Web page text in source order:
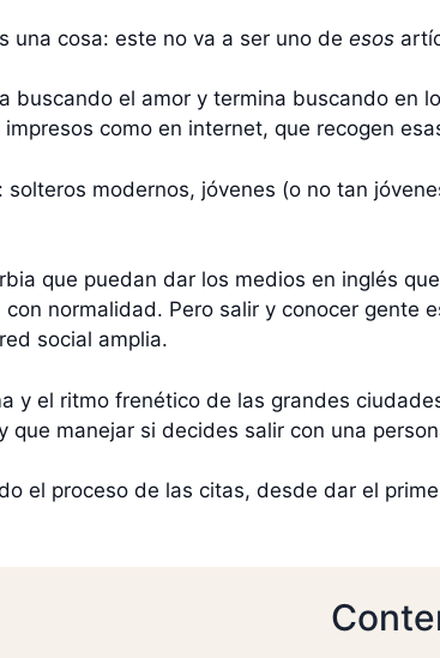
una cosa: este no va a ser uno de esos
buscando el amor y termina buscando en
como en internet, que recogen
modernos, jóvenes (o no tan
que puedan dar los medios en inglés
normalidad. Pero salir y conocer
social amplia.
y el ritmo frenético de las grandes
que manejar si decides salir con una
el proceso de las citas, desde dar el